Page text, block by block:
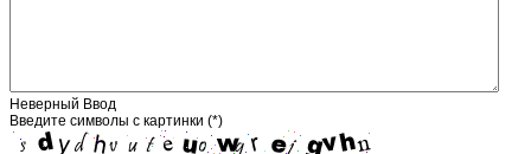
Неверный Ввод
Введите символы с картинки (*)